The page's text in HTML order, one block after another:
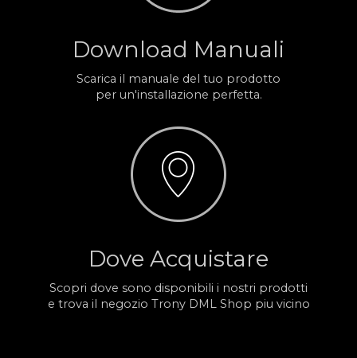
Download Manuali
Scarica il manuale del tuo prodotto
per un'installazione perfetta.
Dove Acquistare
Scopri dove sono disponibili i nostri prodotti
e trova il negozio Trony DML Shop piu vicino